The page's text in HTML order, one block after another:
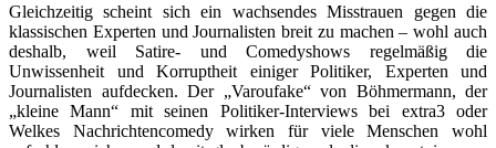
Gleichzeitig scheint sich ein wachsendes Misstrauen gegen die
klassischen Experten und Journalisten breit zu machen – wohl auch
deshalb, weil Satire- und Comedyshows regelmäßig die
Unwissenheit und Korruptheit einiger Politiker, Experten und
Journalisten aufdecken. Der „Varoufake“ von Böhmermann, der
„kleine Mann“ mit seinen Politiker-Interviews bei extra3 oder
Welkes Nachrichtencomedy wirken für viele Menschen wohl